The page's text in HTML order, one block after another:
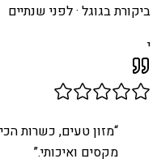
ביקורת בגוגל ·לפני שנתיים
י
“מזון טעים, כשרות
מקסים ואיכותי.”